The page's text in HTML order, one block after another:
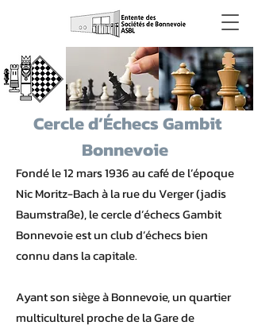
Cercle d’Échecs Gambit
Bonnevoie
Fondé le 12 mars 1936 au café de l’époque
Nic Moritz-Bach à la rue du Verger (jadis
Baumstraße), le cercle d’échecs Gambit
Bonnevoie est un club d’échecs bien
connu dans la capitale.
Ayant son siège à Bonnevoie, un quartier
multiculturel proche de la Gare de